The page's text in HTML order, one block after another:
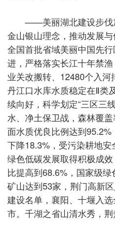
——美丽湖北建设步伐
金山银山理念，推动发展
全国首批省域美丽中国先
进，严格落实长江十年禁
业关改搬转、12480个入河
丹江口水库水质稳定在Ⅱ类
续向好，科学划定“三区三
水、净土保卫战，森林覆
面水质优良比例达到
下降18.3%，受污染耕地安
绿色低碳发展取得积极成
比提高到68.6%，国家级
矿山达到53家，荆门高新
建设名单，襄阳、十堰入
市。千湖之省山清水秀，荆